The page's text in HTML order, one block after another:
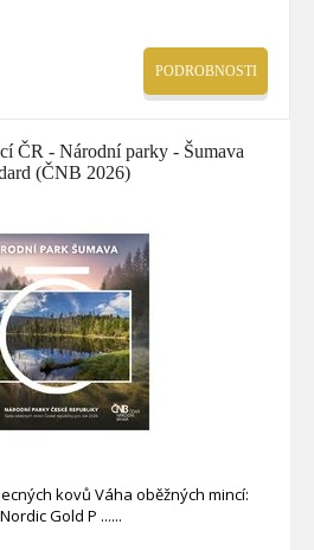
PODROBNOSTI
ČR - Národní parky - Šumava
(ČNB 2026)
kovů Váha oběžných mincí:
Gold P ...